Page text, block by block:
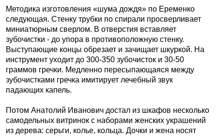
Методика изготовления «шума дождя» по Еременко
следующая. Стенку трубки по спирали просверливает
миниатюрным сверлом. В отверстия вставляет
зубочистки - до упора в противоположную стенку.
Выступающие концы обрезает и зачищает шкуркой. На
инструмент уходит до 300-350 зубочисток и 30-50
граммов гречки. Медленно пересыпающаяся между
зубочистками гречка имитирует лечебный звук
падающих капель.
Потом Анатолий Иванович достал из шкафов несколько
самодельных витринок с наборами женских украшений
из дерева: серьги, колье, кольца. Дочки и жена носят